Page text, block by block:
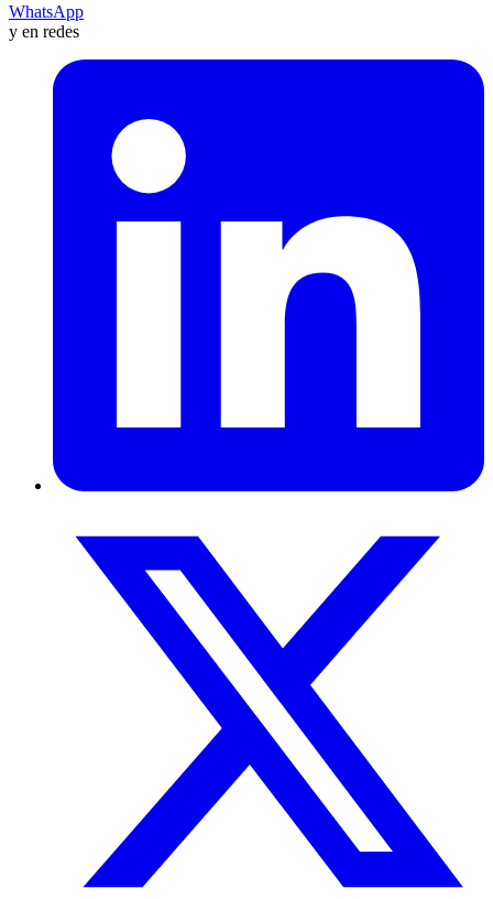
WhatsApp
y en redes